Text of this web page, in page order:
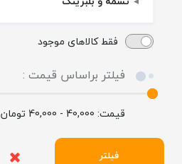
فقط کالاهای موجود
فیلتر براساس قیمت :
قیمت: 40,000 - 40,000 تومان
فیلتر